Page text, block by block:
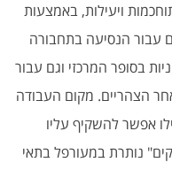
ויעילות, באמצעות
עבור הנסיעה בתחבורה
בסופר המרכזי וגם עבור
הצהריים. מקום העבודה
אפשר להשקיף עליו
נותרת במעורפל בתאי